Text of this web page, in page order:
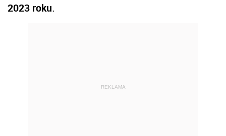
2023 roku.
REKLAMA